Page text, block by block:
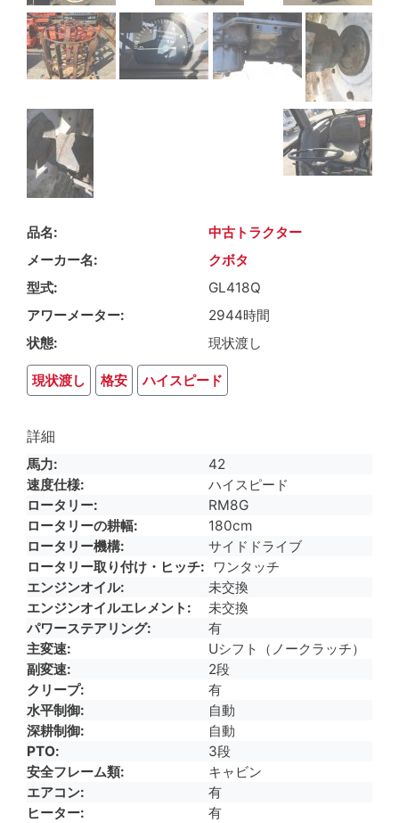
品名
中古トラクター
メーカー名
クボタ
型式
GL418Q
アワーメーター
2944時間
状態
現状渡し
現状渡し 格安 ハイスピード
詳細
馬力
42
速度仕様
ハイスピード
ロータリー
RM8G
ロータリーの耕幅
180cm
ロータリー機構
サイドドライブ
ロータリー取り付け・ヒッチ
ワンタッチ
エンジンオイル
未交換
エンジンオイルエレメント
未交換
パワーステアリング
有
主変速
Uシフト（ノークラッチ）
副変速
2段
クリープ
有
水平制御
自動
深耕制御
自動
PTO
3段
安全フレーム類
キャビン
エアコン
有
ヒーター
有